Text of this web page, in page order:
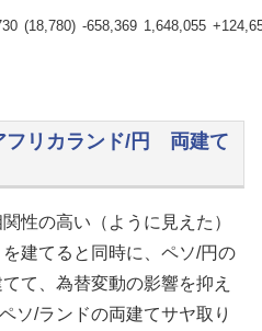
(18,780) -658,369 1,648,055
フリカランド/円 両建て
性の高い（ように見えた）
建てると同時に、ペソ/円の
て、為替変動の影響を抑え
ソ/ランドの両建てサヤ取り